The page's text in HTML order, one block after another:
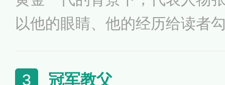
以他的眼睛、他的经历给读者
这不是这本书所要最后表达的
3 冠军教父